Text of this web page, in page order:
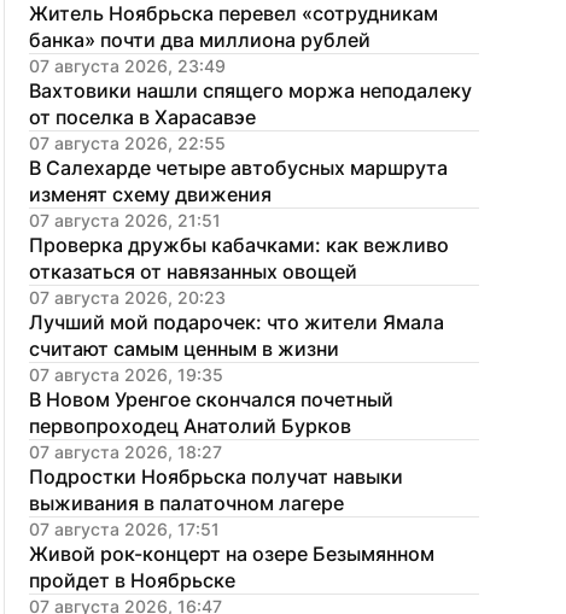
Житель Ноябрьска перевел «сотрудникам
банка» почти два миллиона рублей
07 августа 2026, 23:49
Вахтовики нашли спящего моржа неподалеку
от поселка в Харасавэе
07 августа 2026, 22:55
В Салехарде четыре автобусных маршрута
изменят схему движения
07 августа 2026, 21:51
Проверка дружбы кабачками: как вежливо
отказаться от навязанных овощей
07 августа 2026, 20:23
Лучший мой подарочек: что жители Ямала
считают самым ценным в жизни
07 августа 2026, 19:35
В Новом Уренгое скончался почетный
первопроходец Анатолий Бурков
07 августа 2026, 18:27
Подростки Ноябрьска получат навыки
выживания в палаточном лагере
07 августа 2026, 17:51
Живой рок-концерт на озере Безымянном
пройдет в Ноябрьске
07 августа 2026, 16:47